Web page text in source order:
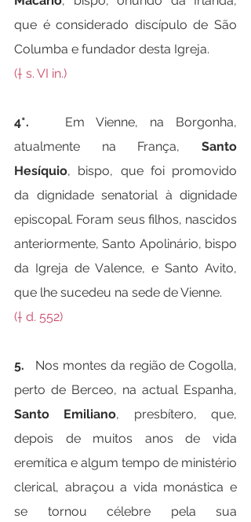
que é considerado discípulo de São
Columba e fundador desta Igreja.
(† s. VI in.)
4*. Em Vienne, na Borgonha,
atualmente na França, Santo
Hesíquio, bispo, que foi promovido
da dignidade senatorial à dignidade
episcopal. Foram seus filhos, nascidos
anteriormente, Santo Apolinário, bispo
da Igreja de Valence, e Santo Avito,
que lhe sucedeu na sede de Vienne.
(† d. 552)
5. Nos montes da região de Cogolla,
Santo Emiliano, presbítero, que,
depois de muitos anos de vida
eremítica e algum tempo de ministério
clerical, abraçou a vida monástica e
se tornou célebre pela sua